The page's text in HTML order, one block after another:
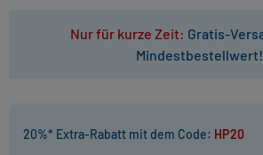
Nur für kurze Zeit: Gratis-
Mindestbestellwert!
20%* Extra-Rabatt mit dem Code: HP20